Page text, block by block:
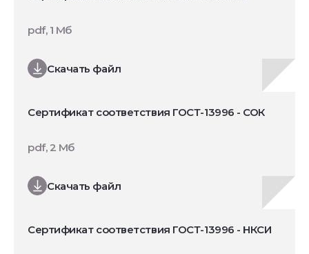
Скачать файл
pdf, 1 Мб
Сертификат соответствия ГОСТ-13996 - СОК
Скачать файл
pdf, 2 Мб
Сертификат соответствия ГОСТ-13996 - НКСИ